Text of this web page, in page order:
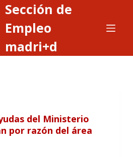
Sección de
Empleo
madri+d
del Ministerio
por razón del área